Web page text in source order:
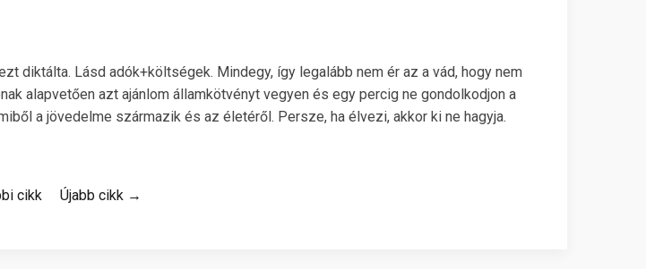
diktálta. Lásd adók+költségek. Mindegy, így legalább nem ér az a vád, hogy nem
alapvetően azt ajánlom államkötvényt vegyen és egy percig ne gondolkodjon a
a jövedelme származik és az életéről. Persze, ha élvezi, akkor ki ne hagyja.
cikk Újabb cikk →